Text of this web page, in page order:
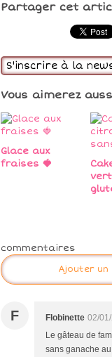
Partager cet
S'inscrire à la
Vous aimerez
Glace aux
fraises 🍓
commentaires
Ajouter un
F Flobinette 02/
Le gâteau de
sans ganache